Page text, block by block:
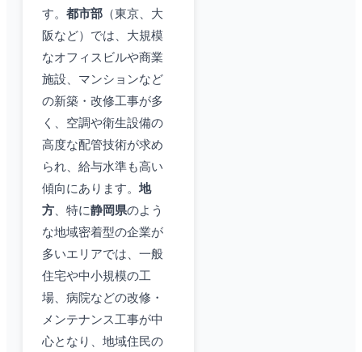
す。 都市部 （東京、大
阪など）では、大規模
なオフィスビルや商業
施設、マンションなど
の新築・改修工事が多
く、空調や衛生設備の
高度な配管技術が求め
られ、給与水準も高い
傾向にあります。 地
方 、特に静岡県のよう
な地域密着型の企業が
多いエリアでは、一般
住宅や中小規模の工
場、病院などの改修・
メンテナンス工事が中
心となり、地域住民の